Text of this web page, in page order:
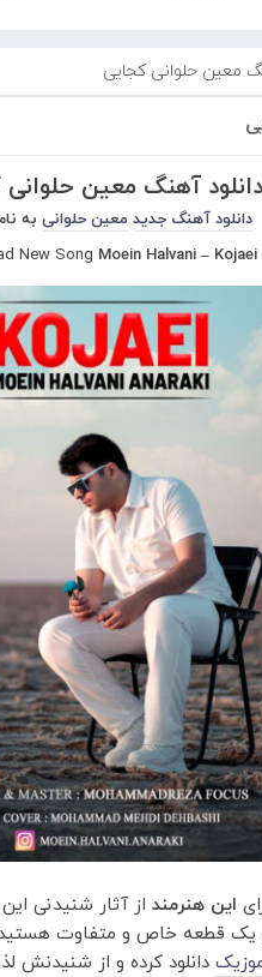
معین حلوانی کجایی
دانلود آهنگ معین
دانلود آهنگ جدید معین حلوانی به
New Song Moein Halvani – Kojaei
این هنرمند از آثار شنیدنی
یک قطعه خاص و متفاوت هستید،
دانلود کرده و از شنیدنش